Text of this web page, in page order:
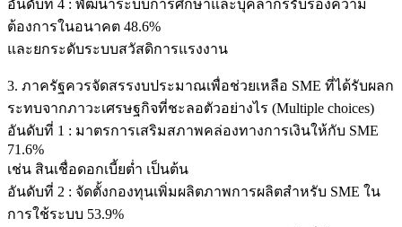
อันดับที่ 4 : พัฒนาระบบการศึกษาและบุคลากรรับรองความ
ต้องการในอนาคต 48.6%
และยกระดับระบบสวัสดิการแรงงาน
3. ภาครัฐควรจัดสรรงบประมาณเพื่อช่วยเหลือ SME ที่ได้รับผลก
ระทบจากภาวะเศรษฐกิจที่ชะลอตัวอย่างไร (Multiple choices)
อันดับที่ 1 : มาตรการเสริมสภาพคล่องทางการเงินให้กับ SME
71.6%
เช่น สินเชื่อดอกเบี้ยต่ำ เป็นต้น
อันดับที่ 2 : จัดตั้งกองทุนเพิ่มผลิตภาพการผลิตสำหรับ SME ใน
การใช้ระบบ 53.9%